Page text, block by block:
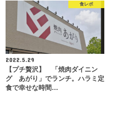
食レポ
2022.5.29
【プチ贅沢】 「焼肉ダイニン
グ あがり」でランチ。ハラミ定
食で幸せな時間…